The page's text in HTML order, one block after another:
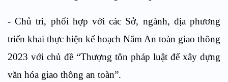
- Chủ trì, phối hợp với các Sở, ngành, địa phương
triển khai thực hiện kế hoạch Năm An toàn giao thông
2023 với chủ đề “Thượng tôn pháp luật để xây dựng
văn hóa giao thông an toàn”.